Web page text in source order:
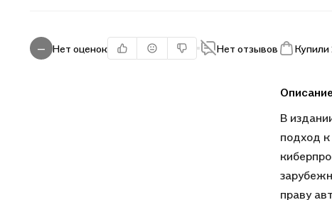
— Нет оценок Нет отзывов Купили
Описание
В
подход
праву